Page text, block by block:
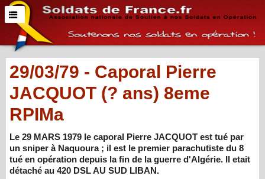
29/03/79 - Caporal Pierre
JACQUOT (? ans) 8eme
RPIMa
Le 29 MARS 1979 le caporal Pierre JACQUOT est tué par
un sniper à Naquoura ; il est le premier parachutiste du 8
tué en opération depuis la fin de la guerre d'Algérie. Il etait
détaché au 420 DSL AU SUD LIBAN.